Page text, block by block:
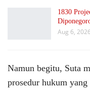
1830
Aug 6,
Namun begitu, Suta
prosedur hukum yang